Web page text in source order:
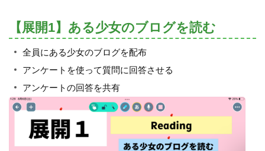
【展開1】ある少女のブログを読む
全員にある少女のブログを配布
アンケートを使って質問に回答させる
アンケートの回答を共有